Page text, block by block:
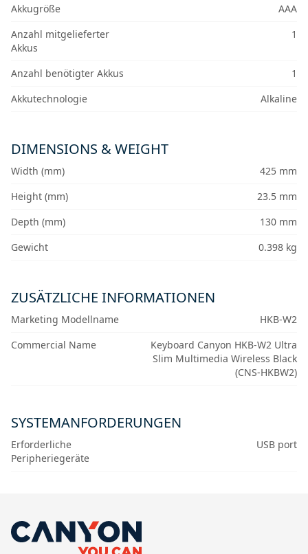
Akkugröße
AAA
Anzahl mitgelieferter
Akkus
1
Anzahl benötigter Akkus
1
Akkutechnologie
Alkaline
DIMENSIONS & WEIGHT
Width (mm)
425 mm
Height (mm)
23.5 mm
Depth (mm)
130 mm
Gewicht
0.398 kg
ZUSÄTZLICHE INFORMATIONEN
Marketing Modellname
HKB-W2
Commercial Name
Keyboard Canyon HKB-W2 Ultra
Slim Multimedia Wireless Black
(CNS-HKBW2)
SYSTEMANFORDERUNGEN
Erforderliche
Peripheriegeräte
USB port